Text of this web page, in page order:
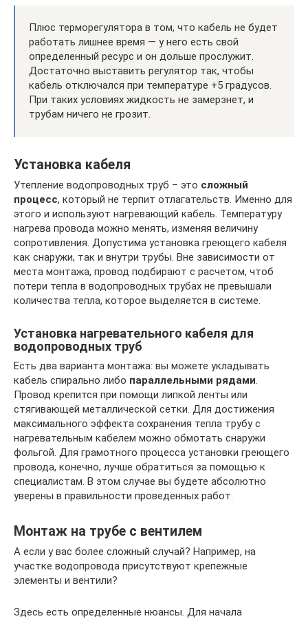
Плюс терморегулятора в том, что кабель не будет
работать лишнее время — у него есть свой
определенный ресурс и он дольше прослужит.
Достаточно выставить регулятор так, чтобы
кабель отключался при температуре +5 градусов.
При таких условиях жидкость не замерзнет, и
трубам ничего не грозит.
Установка кабеля
Утепление водопроводных труб – это сложный
процесс, который не терпит отлагательств. Именно для
этого и используют нагревающий кабель. Температуру
нагрева провода можно менять, изменяя величину
сопротивления. Допустима установка греющего кабеля
как снаружи, так и внутри трубы. Вне зависимости от
места монтажа, провод подбирают с расчетом, чтоб
потери тепла в водопроводных трубах не превышали
количества тепла, которое выделяется в системе.
Установка нагревательного кабеля для
водопроводных труб
Есть два варианта монтажа: вы можете укладывать
кабель спирально либо параллельными рядами.
Провод крепится при помощи липкой ленты или
стягивающей металлической сетки. Для достижения
максимального эффекта сохранения тепла трубу с
нагревательным кабелем можно обмотать снаружи
фольгой. Для грамотного процесса установки греющего
провода, конечно, лучше обратиться за помощью к
специалистам. В этом случае вы будете абсолютно
уверены в правильности проведенных работ.
Монтаж на трубе с вентилем
А если у вас более сложный случай? Например, на
участке водопровода присутствуют крепежные
элементы и вентили?
Здесь есть определенные нюансы. Для начала